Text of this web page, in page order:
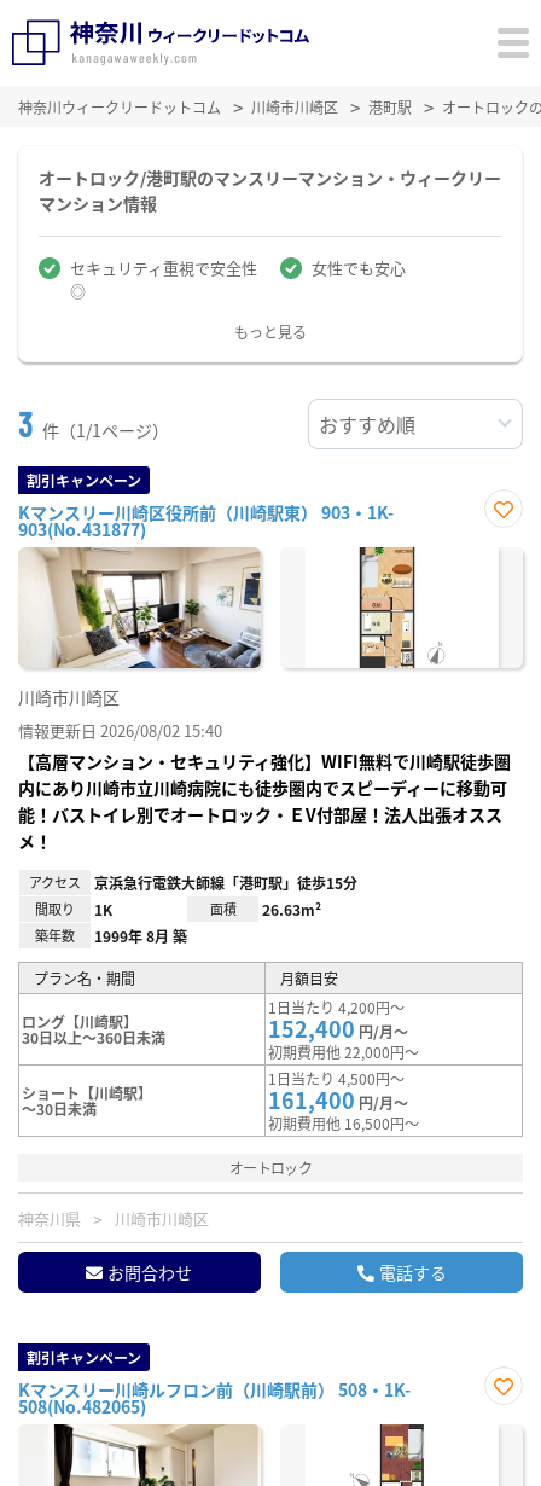
神奈川ウィークリードットコム 川崎市川崎区 港町駅 オートロック
オートロック/港町駅のマンスリーマンション・ウィークリー
マンション情報
セキュリティ重視で安全性
◎
女性でも安心
もっと見る
3 件（1/1ページ）
割引キャンペーン
Kマンスリー川崎区役所前（川崎駅東） 903・1K-
903(No.431877)
に入
川崎市川崎区
情報更新日 2026/08/02 15:40
【高層マンション・セキュリティ強化】WIFI無料で川崎駅徒歩圏
内にあり川崎市立川崎病院にも徒歩圏内でスピーディーに移動可
能！バストイレ別でオートロック・ＥV付部屋！法人出張オスス
メ！
アクセス 京浜急行電鉄大師線「港町駅」徒歩15分
間取り 1K 面積 26.63m²
築年数 1999年 8月 築
プラン名・期間 月額目安
ロング【川崎駅】
30日以上～360日未満
1日当たり 4,200円～
152,400 円/月～
初期費用他 22,000円～
ショート【川崎駅】
～30日未満
1日当たり 4,500円～
161,400 円/月～
初期費用他 16,500円～
オートロック
神奈川県 川崎市川崎区
お問合わせ 電話する
割引キャンペーン
Kマンスリー川崎ルフロン前（川崎駅前） 508・1K-
508(No.482065)
に入